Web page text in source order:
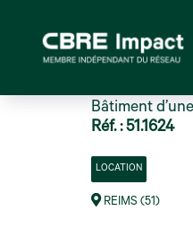
Bâtiment
Réf. : 51.1624
LOCATION
REIMS (51)